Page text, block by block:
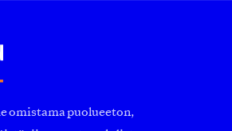
omistama puolueeton,